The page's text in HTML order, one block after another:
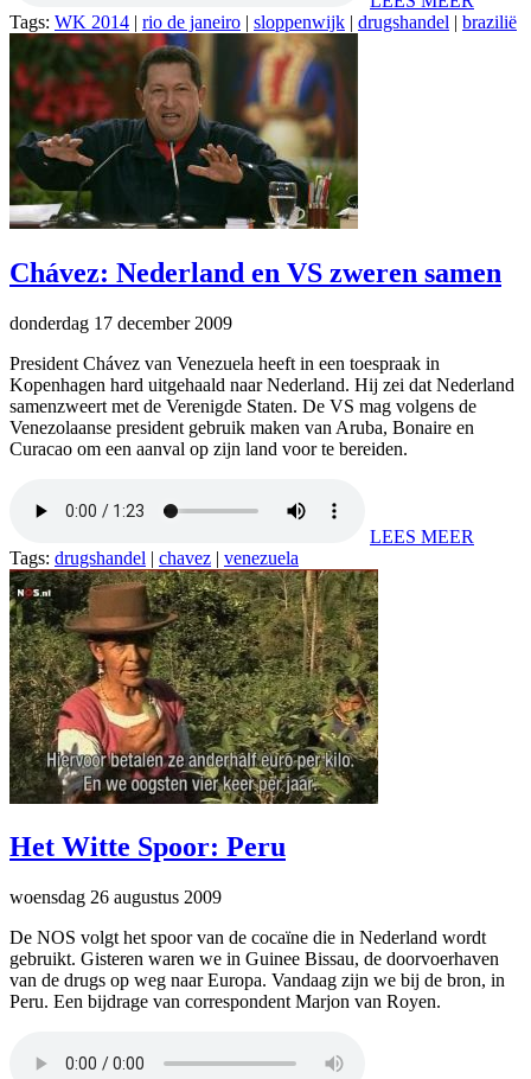
Tags: WK 2014 | rio de janeiro | sloppenwijk | drugshandel | brazilië
Chávez: Nederland en VS zweren samen
donderdag 17 december 2009
President Chávez van Venezuela heeft in een toespraak in
Kopenhagen hard uitgehaald naar Nederland. Hij zei dat Nederland
samenzweert met de Verenigde Staten. De VS mag volgens de
Venezolaanse president gebruik maken van Aruba, Bonaire en
Curacao om een aanval op zijn land voor te bereiden.
LEES MEER
Tags: drugshandel | chavez | venezuela
Het Witte Spoor: Peru
woensdag 26 augustus 2009
De NOS volgt het spoor van de cocaïne die in Nederland wordt
gebruikt. Gisteren waren we in Guinee Bissau, de doorvoerhaven
van de drugs op weg naar Europa. Vandaag zijn we bij de bron, in
Peru. Een bijdrage van correspondent Marjon van Royen.